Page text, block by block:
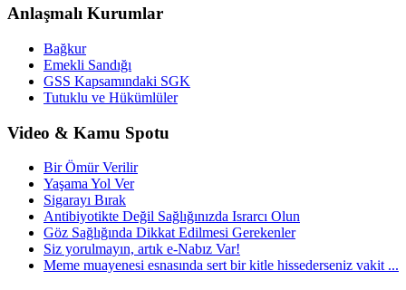
Anlaşmalı Kurumlar
Bağkur
Emekli Sandığı
GSS Kapsamındaki SGK
Tutuklu ve Hükümlüler
Video & Kamu Spotu
Bir Ömür Verilir
Yaşama Yol Ver
Sigarayı Bırak
Antibiyotikte Değil Sağlığınızda Israrcı Olun
Göz Sağlığında Dikkat Edilmesi Gerekenler
Siz yorulmayın, artık e-Nabız Var!
Meme muayenesi esnasında sert bir kitle hissederseniz vakit ...